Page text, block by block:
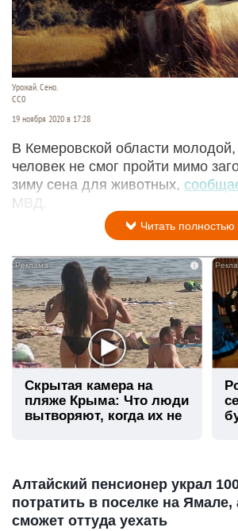
Урожай. Сено.
СС0
19 ноября 2020 в 17:28
В Кемеровской области
человек не смог пройти мимо
зиму сена для животных,
МВД.
Читать полностью
i
Скрытая камера на
пляже Крыма: Что люди
вытворяют, когда их не
Алтайский пенсионер украл
потратить в поселке на Ямале,
сможет оттуда уехать